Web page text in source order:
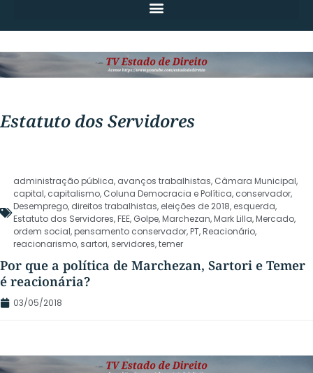
Estatuto dos Servidores
administração pública, avanços trabalhistas, Câmara Municipal,
capital, capitalismo, Coluna Democracia e Política, conservador,
Desemprego, direitos trabalhistas, eleições de 2018, esquerda,
Estatuto dos Servidores,FEE, Golpe,Marchezan,Mark Lilla,Mercado,
ordem social,pensamento conservador,PT,Reacionário,
reacionarismo, sartori, servidores,temer
Por que a política de Marchezan, Sartori e Temer
é reacionária?
03/05/2018